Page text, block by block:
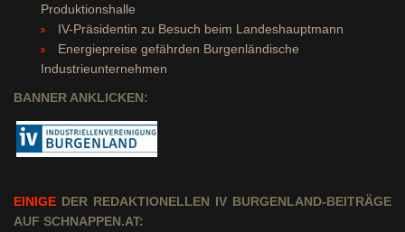
Produktionshalle
IV-Präsidentin zu Besuch beim Landeshauptmann
Energiepreise gefährden Burgenländische
Industrieunternehmen
BANNER ANKLICKEN:
EINIGE DER REDAKTIONELLEN IV BURGENLAND-BEITRÄGE
AUF SCHNAPPEN.AT: